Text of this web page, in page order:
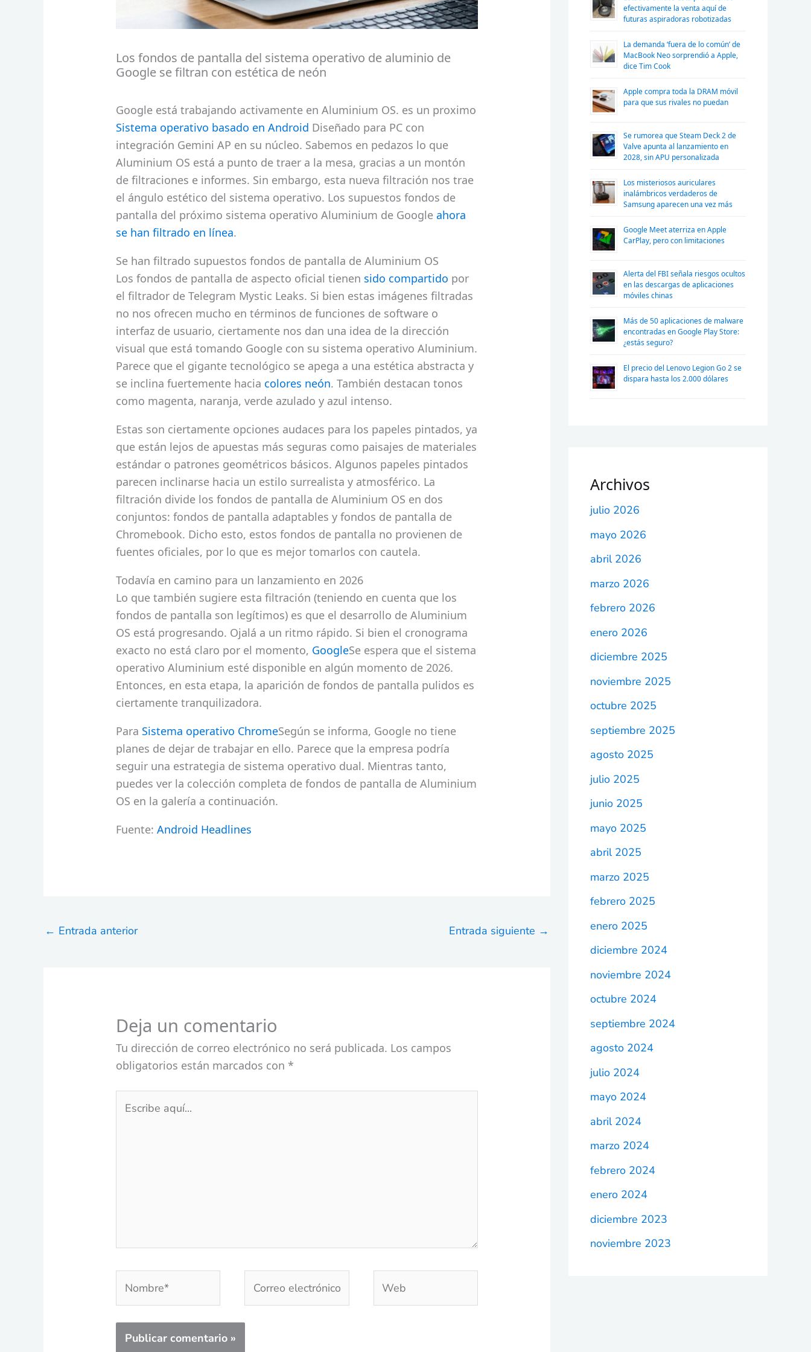
Los fondos de pantalla del sistema operativo de aluminio de
Google se filtran con estética de neón
Google está trabajando activamente en Aluminium OS. es un proximo
Sistema operativo basado en Android Diseñado para PC con
integración Gemini AP en su núcleo. Sabemos en pedazos lo que
Aluminium OS está a punto de traer a la mesa, gracias a un montón
de filtraciones e informes. Sin embargo, esta nueva filtración nos trae
el ángulo estético del sistema operativo. Los supuestos fondos de
pantalla del próximo sistema operativo Aluminium de Googleahora
se han filtrado en línea.
Se han filtrado supuestos fondos de pantalla de Aluminium OS
Los fondos de pantalla de aspecto oficial tienen sido compartido por
el filtrador de Telegram Mystic Leaks. Si bien estas imágenes filtradas
no nos ofrecen mucho en términos de funciones de software o
interfaz de usuario, ciertamente nos dan una idea de la dirección
visual que está tomando Google con su sistema operativo Aluminium.
Parece que el gigante tecnológico se apega a una estética abstracta y
se inclina fuertemente hacia colores neón. También destacan tonos
como magenta, naranja, verde azulado y azul intenso.
Estas son ciertamente opciones audaces para los papeles pintados, ya
que están lejos de apuestas más seguras como paisajes de materiales
estándar o patrones geométricos básicos. Algunos papeles pintados
parecen inclinarse hacia un estilo surrealista y atmosférico. La
filtración divide los fondos de pantalla de Aluminium OS en dos
conjuntos: fondos de pantalla adaptables y fondos de pantalla de
Chromebook. Dicho esto, estos fondos de pantalla no provienen de
fuentes oficiales, por lo que es mejor tomarlos con cautela.
Todavía en camino para un lanzamiento en 2026
Lo que también sugiere esta filtración (teniendo en cuenta que los
fondos de pantalla son legítimos) es que el desarrollo de Aluminium
OS está progresando. Ojalá a un ritmo rápido. Si bien el cronograma
exacto no está claro por el momento, GoogleSe espera que el sistema
operativo Aluminium esté disponible en algún momento de 2026.
Entonces, en esta etapa, la aparición de fondos de pantalla pulidos es
ciertamente tranquilizadora.
Para Sistema operativo ChromeSegún se informa, Google no tiene
planes de dejar de trabajar en ello. Parece que la empresa podría
seguir una estrategia de sistema operativo dual. Mientras tanto,
puedes ver la colección completa de fondos de pantalla de Aluminium
OS en la galería a continuación.
Fuente: Android Headlines
← Entrada anterior Entrada siguiente →
Deja un comentario
Tu dirección de correo electrónico no será publicada. Los campos
obligatorios están marcados con *
aquí...
electrónico*
efectivamente la venta aquí de
futuras aspiradoras robotizadas
La demanda ‘fuera de lo común’ de
MacBook Neo sorprendió a Apple,
dice Tim Cook
Apple compra toda la DRAM móvil
para que sus rivales no puedan
Se rumorea que Steam Deck 2 de
Valve apunta al lanzamiento en
2028, sin APU personalizada
Los misteriosos auriculares
inalámbricos verdaderos de
Samsung aparecen una vez más
Google Meet aterriza en Apple
CarPlay, pero con limitaciones
Alerta del FBI señala riesgos ocultos
en las descargas de aplicaciones
móviles chinas
Más de 50 aplicaciones de malware
encontradas en Google Play Store:
¿estás seguro?
El precio del Lenovo Legion Go 2 se
dispara hasta los 2.000 dólares
Archivos
julio 2026
mayo 2026
abril 2026
marzo 2026
febrero 2026
enero 2026
diciembre 2025
noviembre 2025
octubre 2025
septiembre 2025
agosto 2025
julio 2025
junio 2025
mayo 2025
abril 2025
marzo 2025
febrero 2025
enero 2025
diciembre 2024
noviembre 2024
octubre 2024
septiembre 2024
agosto 2024
julio 2024
mayo 2024
abril 2024
marzo 2024
febrero 2024
enero 2024
diciembre 2023
noviembre 2023